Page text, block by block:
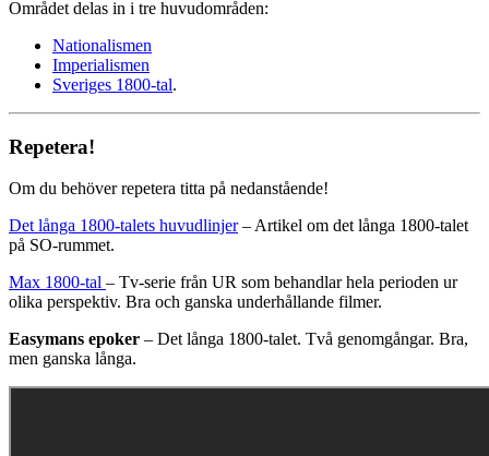
Området delas in i tre huvudområden:
Nationalismen
Imperialismen
Sveriges 1800-tal.
Repetera!
Om du behöver repetera titta på nedanstående!
Det långa 1800-talets huvudlinjer– Artikel om det långa 1800-talet
på SO-rummet.
Max 1800-tal – Tv-serie från UR som behandlar hela perioden ur
olika perspektiv. Bra och ganska underhållande filmer.
Easymans epoker – Det långa 1800-talet. Två genomgångar. Bra,
men ganska långa.